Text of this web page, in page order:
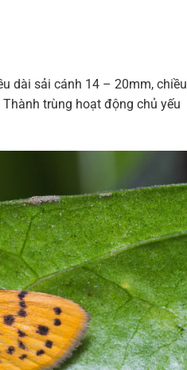
dài sải cánh 14 – 20mm, chiều
trùng hoạt động chủ yếu